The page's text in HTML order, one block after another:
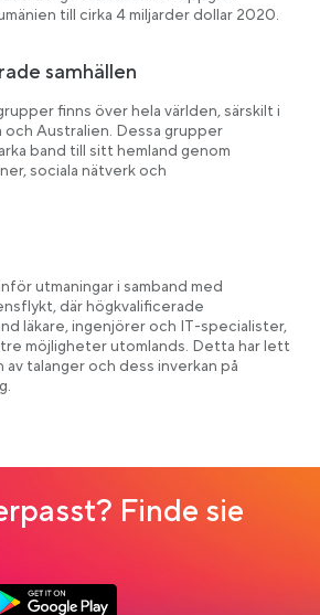
till cirka 4 miljarder dollar 2020.
samhällen
finns över hela världen, särskilt i
och Australien. Dessa grupper
band till sitt hemland genom
sociala nätverk och
utmaningar i samband med
där högkvalificerade
läkare, ingenjörer och IT-specialister,
möjligheter utomlands. Detta har lett
talanger och dess inverkan på
Finde sie
tab
opens in a new tab